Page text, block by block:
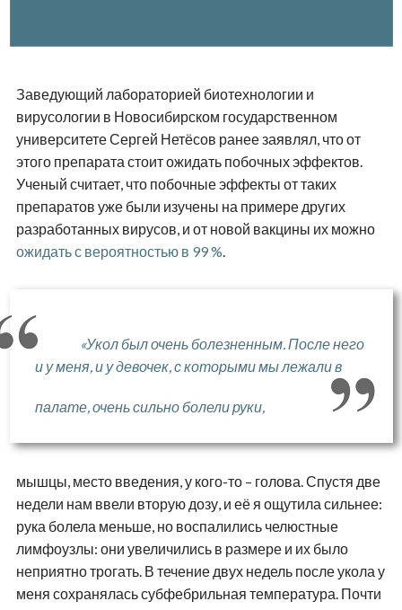
Заведующий лабораторией биотехнологии и
вирусологии в Новосибирском государственном
университете Сергей Нетёсов ранее заявлял, что от
этого препарата стоит ожидать побочных эффектов.
Ученый считает, что побочные эффекты от таких
препаратов уже были изучены на примере других
разработанных вирусов, и от новой вакцины их можно
ожидать с вероятностью в 99 %.
«Укол был очень болезненным. После него
и у меня, и у девочек, с которыми мы лежали в
палате, очень сильно болели руки,
мышцы, место введения, у кого-то – голова. Спустя две
недели нам ввели вторую дозу, и её я ощутила сильнее:
рука болела меньше, но воспалились челюстные
лимфоузлы: они увеличились в размере и их было
неприятно трогать. В течение двух недель после укола у
меня сохранялась субфебрильная температура. Почти